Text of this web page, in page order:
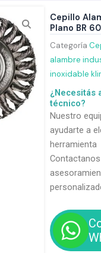
Cepillo
Plano BR
Categoría
alambre
inoxidable
¿Necesitás
técnico?
Nuestro
ayudarte a
herramienta